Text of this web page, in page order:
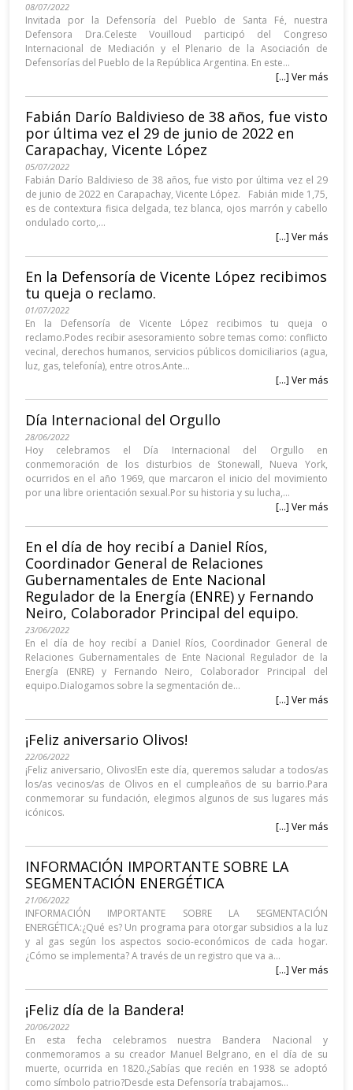
08/07/2022
Invitada por la Defensoría del Pueblo de Santa Fé, nuestra
Defensora Dra.Celeste Vouilloud participó del Congreso
Internacional de Mediación y el Plenario de la Asociación de
Defensorías del Pueblo de la República Argentina. En este...
[...] Ver más
Fabián Darío Baldivieso de 38 años, fue visto
por última vez el 29 de junio de 2022 en
Carapachay, Vicente López
05/07/2022
Fabián Darío Baldivieso de 38 años, fue visto por última vez el 29
de junio de 2022 en Carapachay, Vicente López. Fabián mide 1,75,
es de contextura fisica delgada, tez blanca, ojos marrón y cabello
ondulado corto,...
[...] Ver más
En la Defensoría de Vicente López recibimos
tu queja o reclamo.
01/07/2022
En la Defensoría de Vicente López recibimos tu queja o
reclamo.Podes recibir asesoramiento sobre temas como: conflicto
vecinal, derechos humanos, servicios públicos domiciliarios (agua,
luz, gas, telefonía), entre otros.Ante...
[...] Ver más
Día Internacional del Orgullo
28/06/2022
Hoy celebramos el Día Internacional del Orgullo en
conmemoración de los disturbios de Stonewall, Nueva York,
ocurridos en el año 1969, que marcaron el inicio del movimiento
por una libre orientación sexual.Por su historia y su lucha,...
[...] Ver más
En el día de hoy recibí a Daniel Ríos,
Coordinador General de Relaciones
Gubernamentales de Ente Nacional
Regulador de la Energía (ENRE) y Fernando
Neiro, Colaborador Principal del equipo.
23/06/2022
En el día de hoy recibí a Daniel Ríos, Coordinador General de
Relaciones Gubernamentales de Ente Nacional Regulador de la
Energía (ENRE) y Fernando Neiro, Colaborador Principal del
equipo.Dialogamos sobre la segmentación de...
[...] Ver más
¡Feliz aniversario Olivos!
22/06/2022
¡Feliz aniversario, Olivos!En este día, queremos saludar a todos/as
los/as vecinos/as de Olivos en el cumpleaños de su barrio.Para
conmemorar su fundación, elegimos algunos de sus lugares más
icónicos.
[...] Ver más
INFORMACIÓN IMPORTANTE SOBRE LA
SEGMENTACIÓN ENERGÉTICA
21/06/2022
INFORMACIÓN IMPORTANTE SOBRE LA SEGMENTACIÓN
ENERGÉTICA:¿Qué es? Un programa para otorgar subsidios a la luz
y al gas según los aspectos socio-económicos de cada hogar.
¿Cómo se implementa? A través de un registro que va a...
[...] Ver más
¡Feliz día de la Bandera!
20/06/2022
En esta fecha celebramos nuestra Bandera Nacional y
conmemoramos a su creador Manuel Belgrano, en el día de su
muerte, ocurrida en 1820.⁣¿Sabías que recién en 1938 se adoptó
como símbolo patrio?Desde esta Defensoría trabajamos...